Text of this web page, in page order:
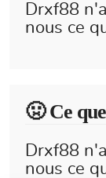
Drxf88
nous ce
🤢 Ce
Drxf88
nous ce